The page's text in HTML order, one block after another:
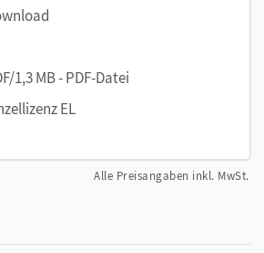
1,3 MB - PDF-Datei
EL
Alle Preisangaben inkl. MwSt.